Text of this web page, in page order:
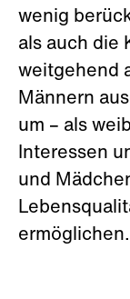
wenig
als auch die
weitgehend
Männern
um – als
Interessen
und